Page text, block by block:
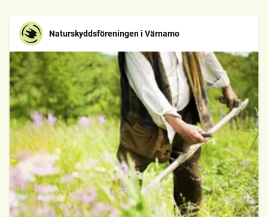
Naturskyddsföreningen i Värnamo